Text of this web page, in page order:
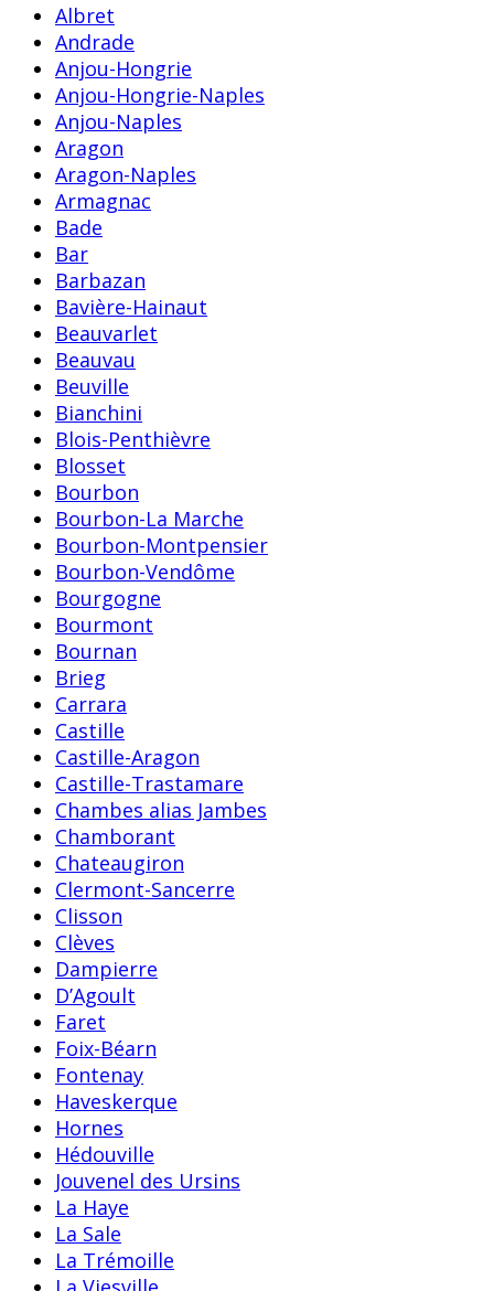
Albret
Andrade
Anjou-Hongrie
Anjou-Hongrie-Naples
Anjou-Naples
Aragon
Aragon-Naples
Armagnac
Bade
Bar
Barbazan
Bavière-Hainaut
Beauvarlet
Beauvau
Beuville
Bianchini
Blois-Penthièvre
Blosset
Bourbon
Bourbon-La Marche
Bourbon-Montpensier
Bourbon-Vendôme
Bourgogne
Bourmont
Bournan
Brieg
Carrara
Castille
Castille-Aragon
Castille-Trastamare
Chambes alias Jambes
Chamborant
Chateaugiron
Clermont-Sancerre
Clisson
Clèves
Dampierre
D’Agoult
Faret
Foix-Béarn
Fontenay
Haveskerque
Hornes
Hédouville
Jouvenel des Ursins
La Haye
La Sale
La Trémoille